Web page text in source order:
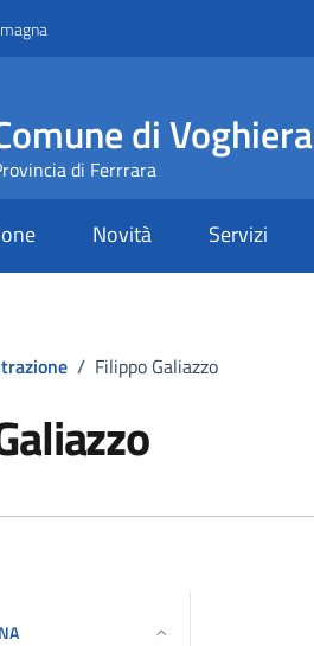
di Voghiera
di Ferrrara
Novità Servizi
/ Filippo Galiazzo